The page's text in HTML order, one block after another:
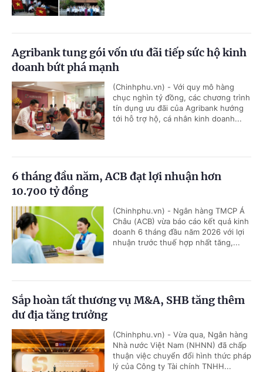
Agribank tung gói vốn ưu đãi tiếp sức hộ kinh
doanh bứt phá mạnh
(Chinhphu.vn) - Với quy mô hàng
chục nghìn tỷ đồng, các chương trình
tín dụng ưu đãi của Agribank hướng
tới hỗ trợ hộ, cá nhân kinh doanh...
6 tháng đầu năm, ACB đạt lợi nhuận hơn
10.700 tỷ đồng
(Chinhphu.vn) - Ngân hàng TMCP Á
Châu (ACB) vừa báo cáo kết quả kinh
doanh 6 tháng đầu năm 2026 với lợi
nhuận trước thuế hợp nhất tăng,...
Sắp hoàn tất thương vụ M&A, SHB tăng thêm
dư địa tăng trưởng
(Chinhphu.vn) - Vừa qua, Ngân hàng
Nhà nước Việt Nam (NHNN) đã chấp
thuận việc chuyển đổi hình thức pháp
lý của Công ty Tài chính TNHH...